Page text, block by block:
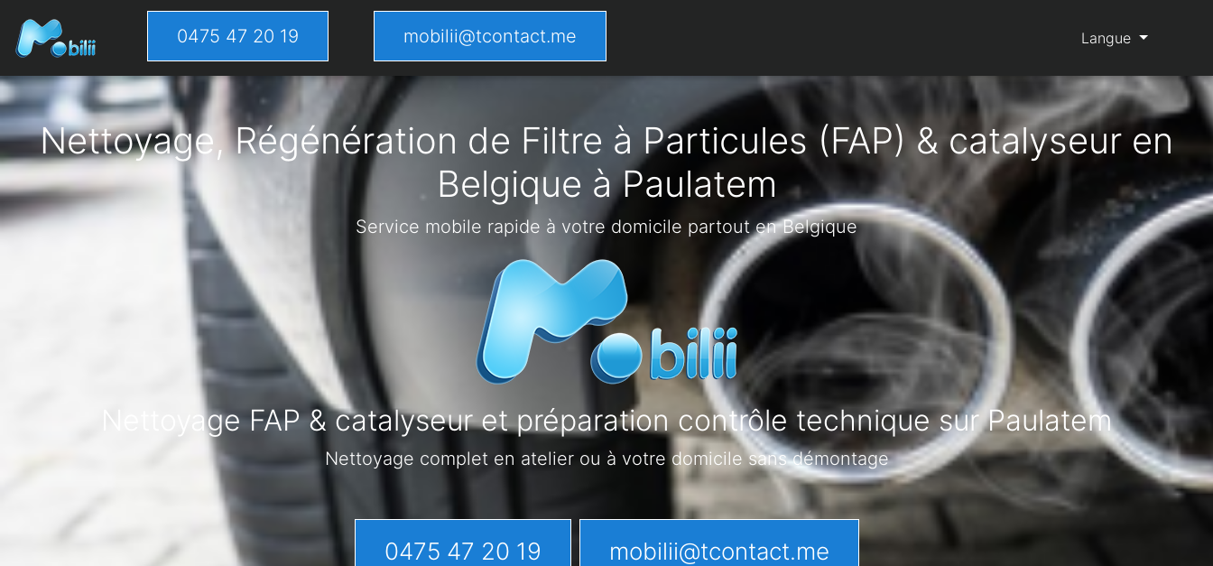
0475 47 20 19 mobilii@tcontact.me Langue
Nettoyage, Régénération de Filtre à Particules (FAP) & catalyseur en
Belgique à Paulatem
Service mobile rapide à votre domicile partout en Belgique
Nettoyage FAP & catalyseur et préparation contrôle technique sur Paulatem
Nettoyage complet en atelier ou à votre domicile sans démontage
0475 47 20 19 mobilii@tcontact.me